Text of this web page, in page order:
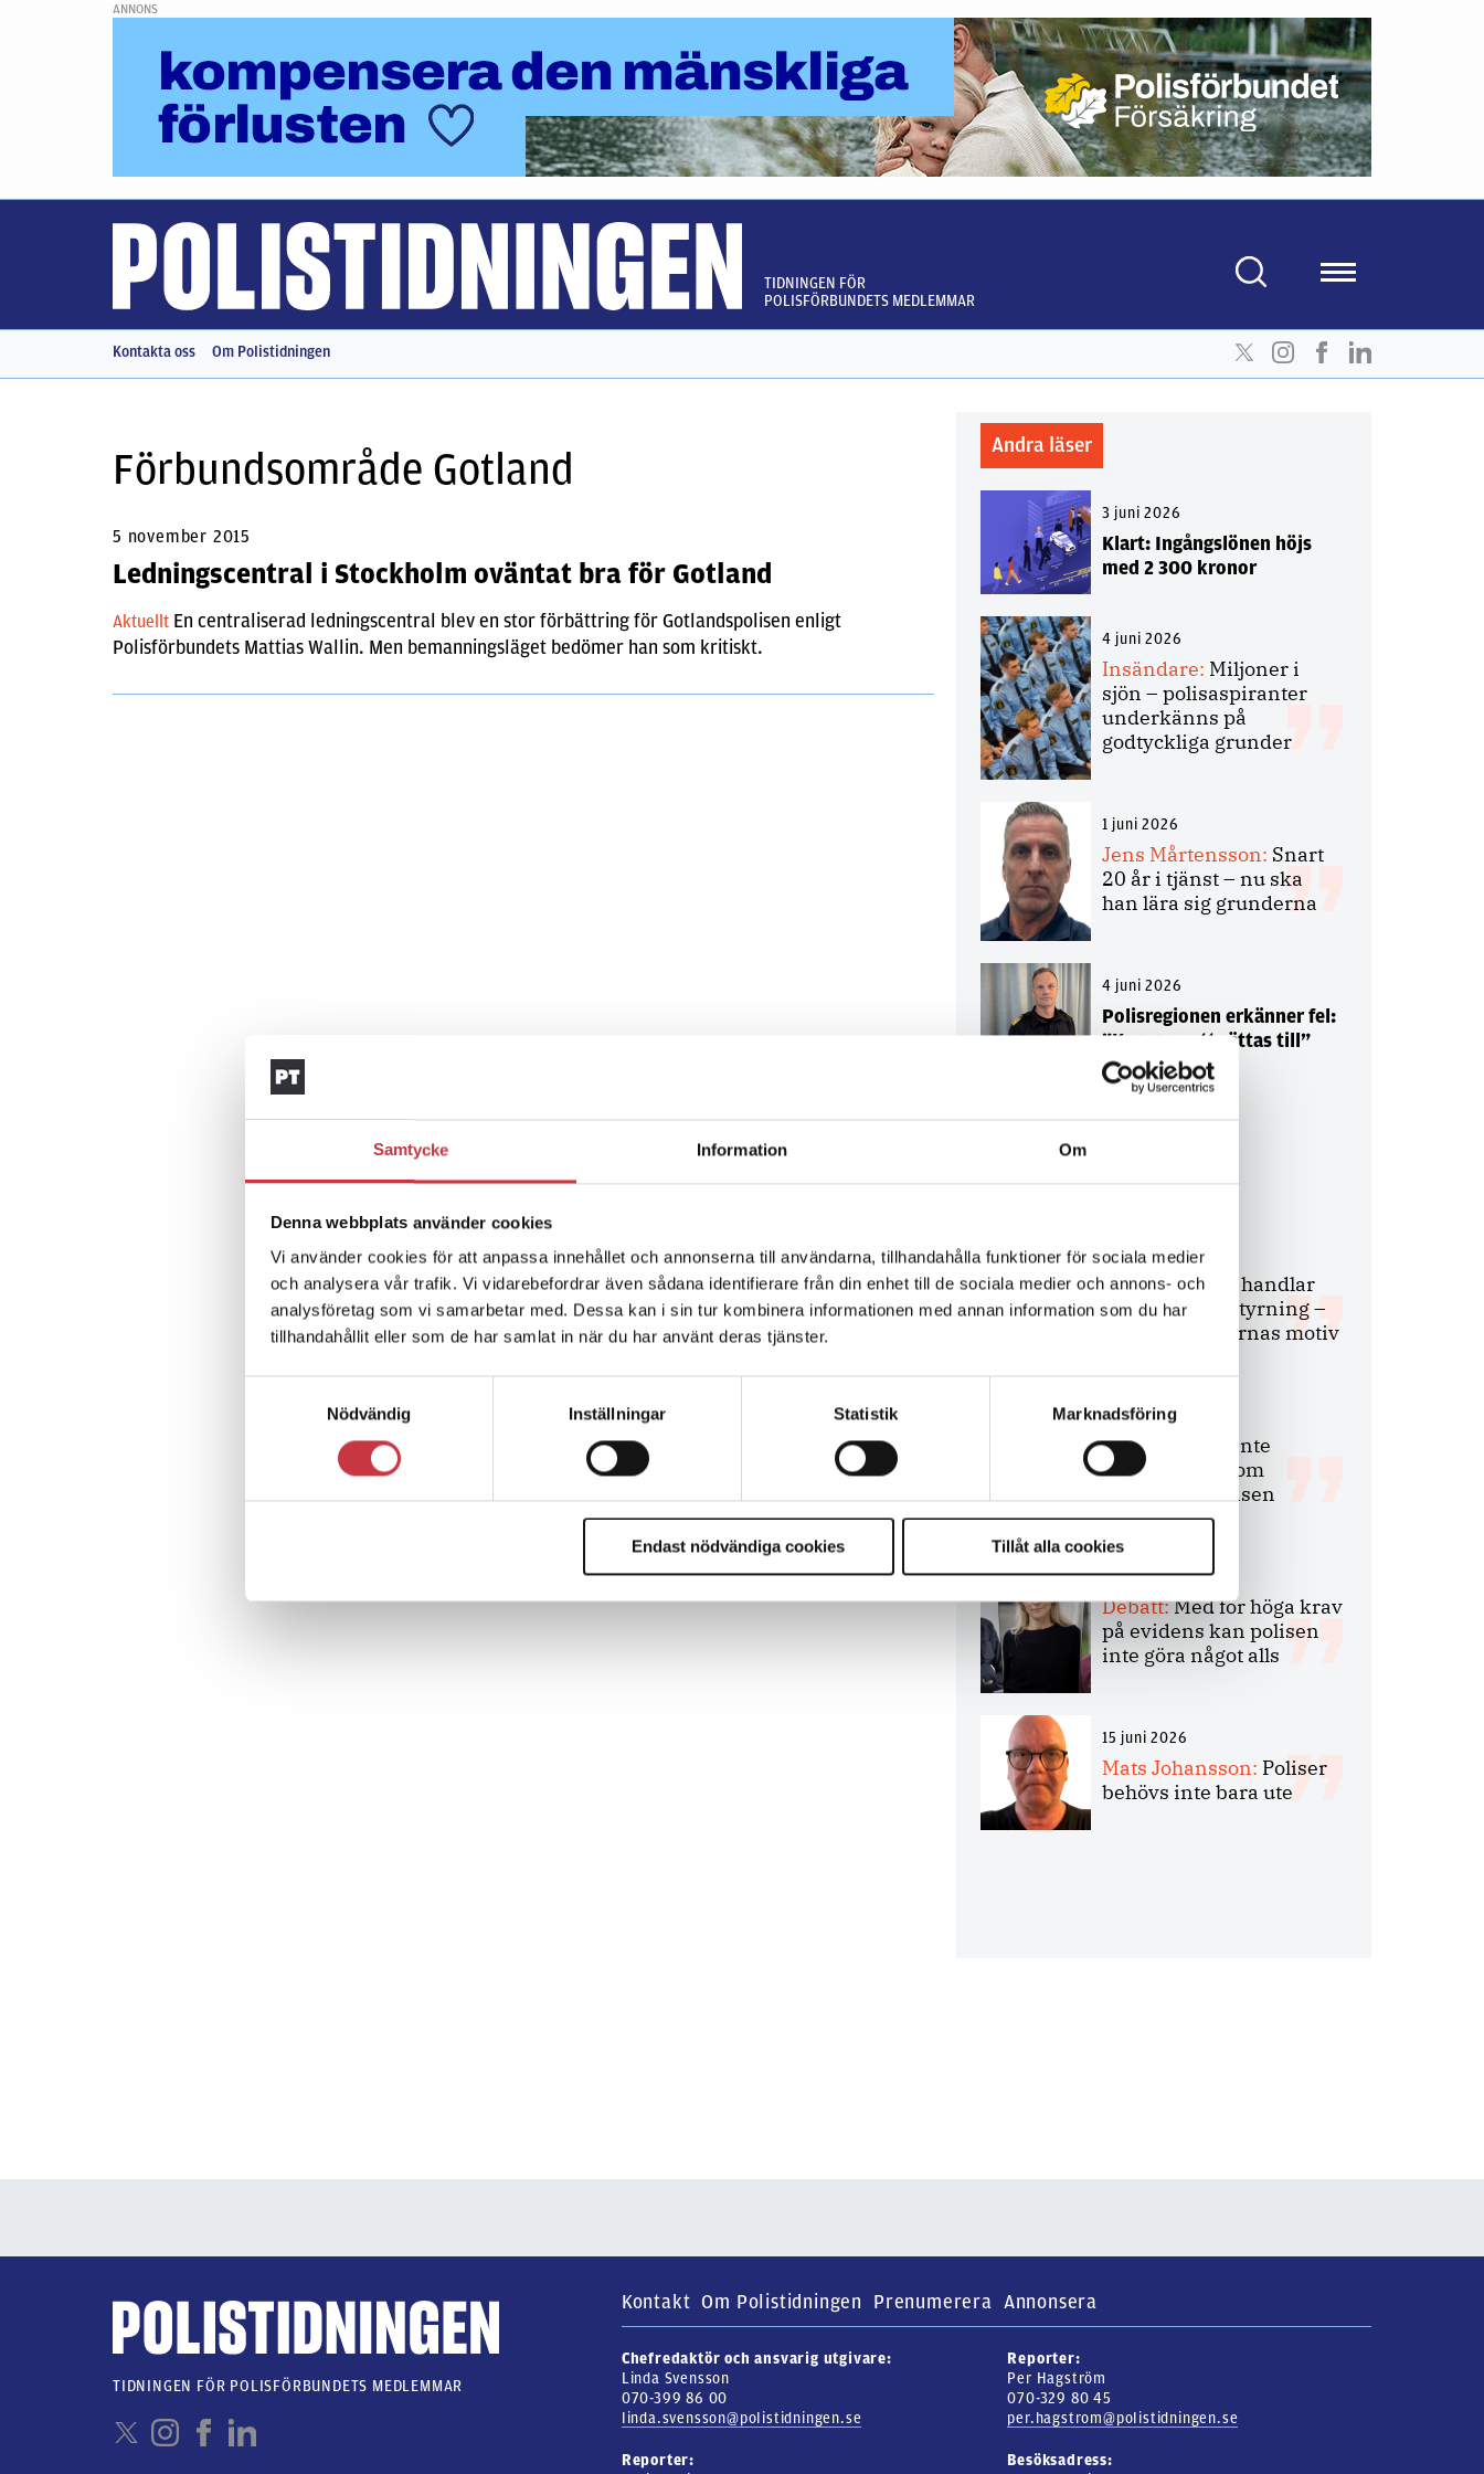
Samtycke Information Om
Denna webbplats använder cookies
Vi använder cookies för att anpassa innehållet och annonserna till användarna, tillhandahålla funktioner för sociala medier
och analysera vår trafik. Vi vidarebefordrar även sådana identifierare från din enhet till de sociala medier och annons- och
analysföretag som vi samarbetar med. Dessa kan i sin tur kombinera informationen med annan information som du har
tillhandahållit eller som de har samlat in när du har använt deras tjänster.
Nödvändig
Inställningar Statistik Marknadsföring
Endast nödvändiga cookies Tillåt alla cookies
ANNONS
TIDNINGEN FÖR
POLISFÖRBUNDETS MEDLEMMAR
Kontakta oss Om Polistidningen
Förbundsområde Gotland
5 november 2015
Ledningscentral i Stockholm oväntat bra för Gotland
Aktuellt En centraliserad ledningscentral blev en stor förbättring för Gotlandspolisen enligt
Polisförbundets Mattias Wallin. Men bemanningsläget bedömer han som kritiskt.
Andra läser
3 juni 2026
Klart: Ingångslönen höjs
med 2 300 kronor
4 juni 2026
Insändare: Miljoner i
sjön – polisaspiranter
underkänns på
godtyckliga grunder
1 juni 2026
Jens Mårtensson: Snart
20 år i tjänst – nu ska
han lära sig grunderna
4 juni 2026
Polisregionen erkänner fel:
”Kommer att rättas till”
Debatt
9 juli 2026
Slutreplik:Det handlar
om kunskapsstyrning –
inte om forskarnas motiv
8 juli 2026
Replik:
Det är inte
evidenskrav som
bakbinder polisen
7 juli 2026
Debatt:Med för höga krav
på evidens kan polisen
inte göra något alls
15 juni 2026
Mats Johansson: Poliser
behövs inte bara ute
Kontakt Om Polistidningen Prenumerera Annonsera
Chefredaktör och ansvarig utgivare:
Linda Svensson
070-399 86 00
linda.svensson@polistidningen.se
Reporter:
Per Hagström
070-329 80 45
per.hagstrom@polistidningen.se
Reporter:
Besöksadress:
TIDNINGEN FÖR POLISFÖRBUNDETS MEDLEMMAR